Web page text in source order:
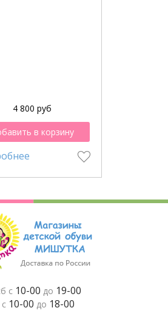
4 800 руб
в корзину
с 10-00 до 19-00
10-00 до 18-00